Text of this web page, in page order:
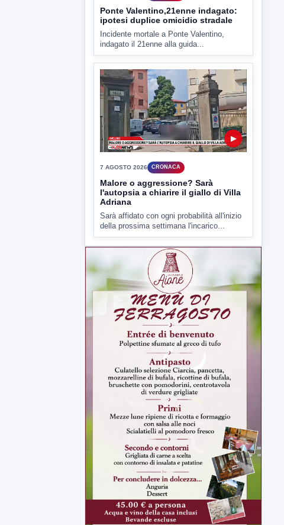
▶
7 AGOSTO 2026 CRONACA
Ponte Valentino,21enne indagato:
ipotesi duplice omicidio stradale
Incidente mortale a Ponte Valentino,
7 AGOSTO 2026 CRONACA
Malore o aggressione? Sarà
l'autopsia a chiarire il giallo di Villa
Adriana
Sarà affidato con ogni probabilità all'inizio
della prossima settimana l'incarico...